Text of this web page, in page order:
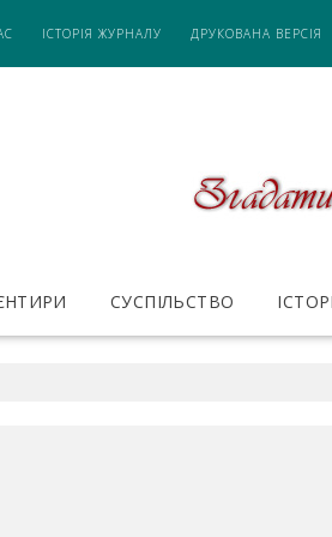
ІСТОРІЯ ЖУРНАЛУ ДРУКОВАНА ВЕРСІЯ
СУСПІЛЬСТВО